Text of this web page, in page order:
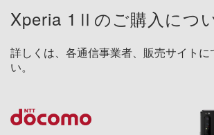
Xperia 1Ⅱのご購入につ
詳しくは、各通信事業者、販売サイトに
い。